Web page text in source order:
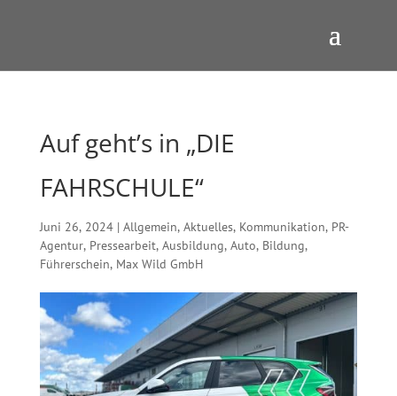
Auf geht’s in „DIE
FAHRSCHULE“
Juni 26, 2024| Allgemein, Aktuelles, Kommunikation, PR-
Agentur, Pressearbeit, Ausbildung, Auto, Bildung,
Führerschein, Max Wild GmbH